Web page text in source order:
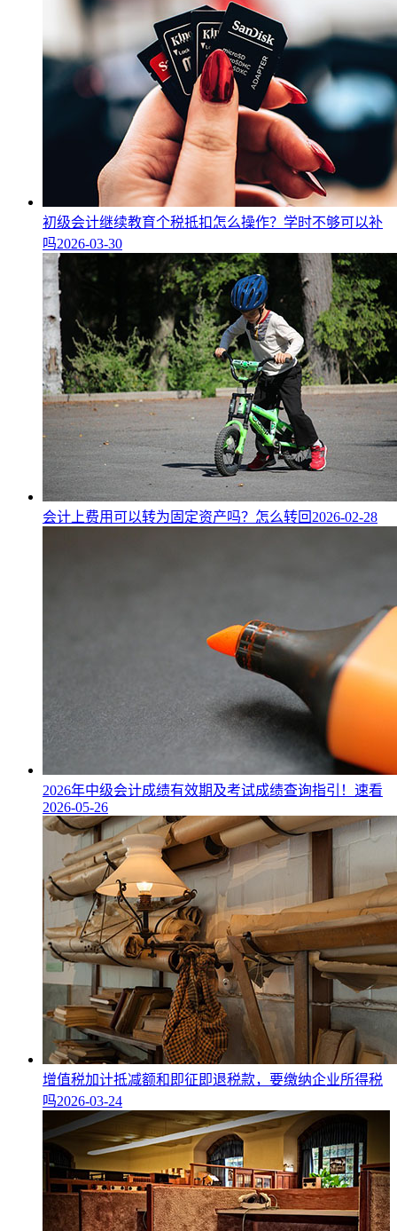
初级会计继续教育个税抵扣怎么操作？学时不够可以补
吗2026-03-30
会计上费用可以转为固定资产吗？怎么转回 2026-02-28
2026年中级会计成绩有效期及考试成绩查询指引！速看
2026-05-26
增值税加计抵减额和即征即退税款，要缴纳企业所得税
吗2026-03-24